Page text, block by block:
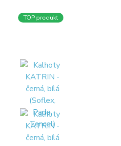
TOP produkt